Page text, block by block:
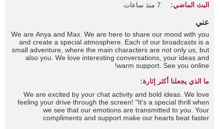
البث الماضي: 7 منذ ساعات
عني
We are Anya and Max. We are here to share our mood with you
and create a special atmosphere. Each of our broadcasts is a
small adventure, where the main characters are not only us, but
also you. We love interesting conversations, your ideas and
warm support. See you online!
ما الذي يجعلنا أكثر إثارة:
We are excited by your chat activity and bold ideas. We love
feeling your drive through the screen! "It's a special thrill when
we see that our emotions are transmitted to you. Your
compliments and support make our hearts beat faster